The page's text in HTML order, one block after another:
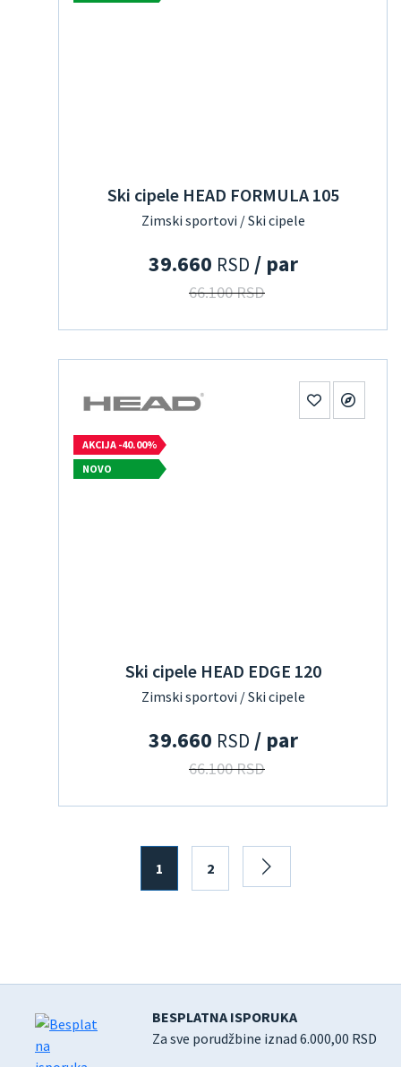
Ski cipele HEAD FORMULA 105
Zimski sportovi / Ski cipele
39.660 RSD / par
66.100 RSD
AKCIJA -40.00%
NOVO
Ski cipele HEAD EDGE 120
Zimski sportovi / Ski cipele
39.660 RSD / par
66.100 RSD
1 2
BESPLATNA ISPORUKA
Za sve porudžbine iznad 6.000,00 RSD